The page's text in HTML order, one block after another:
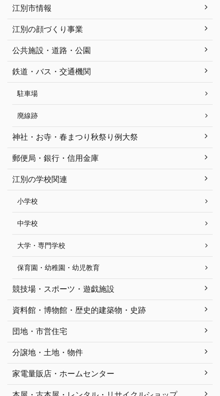
江別市情報
江別の顔づくり事業
公共施設・道路・公園
鉄道・バス・交通機関
駐車場
廃線跡
神社・お寺・春まつり秋祭り例大祭
郵便局・銀行・信用金庫
江別の学校関連
小学校
中学校
大学・専門学校
保育園・幼稚園・幼児教育
競技場・スポーツ・遊戯施設
資料館・博物館・歴史的建築物・史跡
団地・市営住宅
分譲地・土地・物件
家電量販店・ホームセンター